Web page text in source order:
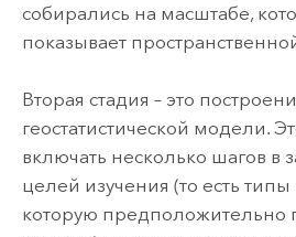
собирались на масштабе,
показывает
Вторая стадия – это
геостатистической модели.
включать несколько шагов в
целей изучения (то есть
которую предположительно